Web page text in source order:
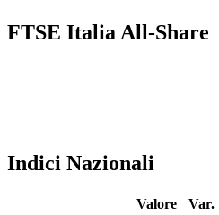
FTSE Italia All-Share
Indici Nazionali
Valore
Var.